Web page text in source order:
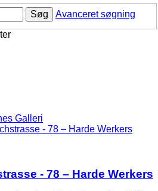
Søg
Avanceret søgning
Galleri
- 78 – Harde Werkers
- 78 – Harde Werkers